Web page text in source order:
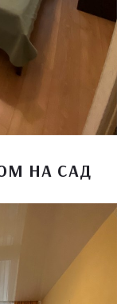
НА САД